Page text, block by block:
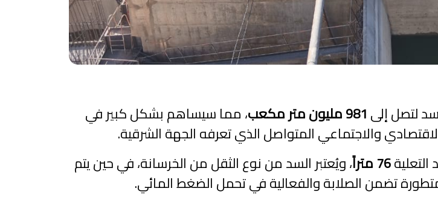
لتصل إلى981 مليون متر مكعب ، مما سيساهم بشكل كبير في
والاجتماعي المتواصل الذي تعرفه الجهة الشرقية.
، ويُعتبر السد من نوع الثقل من الخرسانة، في حين يتم
تضمن الصلابة والفعالية في تحمل الضغط المائي.